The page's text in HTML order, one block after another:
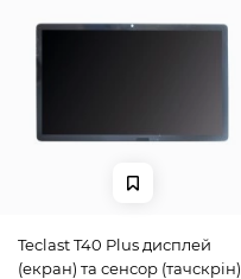
Teclast T40 Plus дисплей
(екран) та сенсор (тачскрін)